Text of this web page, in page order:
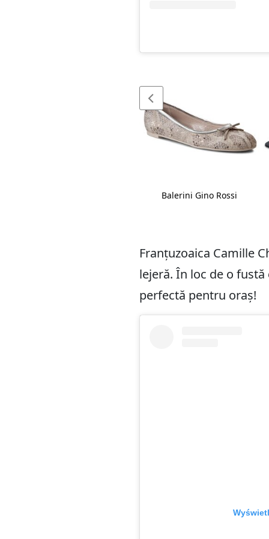
Balerini Gino Rossi
Franțuzoaica Camille
lejeră. În loc de o
perfectă pentru oraș!